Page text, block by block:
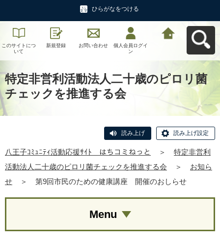
ひらがなをつける
このサイトにつ
いて
新規登録 お問い合わせ
個人会員ログイ
ン
特定非営利活動法人二十歳のピロリ菌
チェックを推進する会
読み上げ 読み上げ設定
八王子ｺﾐｭﾆﾃｨ活動応援ｻｲﾄ はちコミねっと ＞
特定非営利
活動法人二十歳のピロリ菌チェックを推進する会
＞
お知ら
せ
＞ 第9回市民のための健康講座 開催のおしらせ
Menu